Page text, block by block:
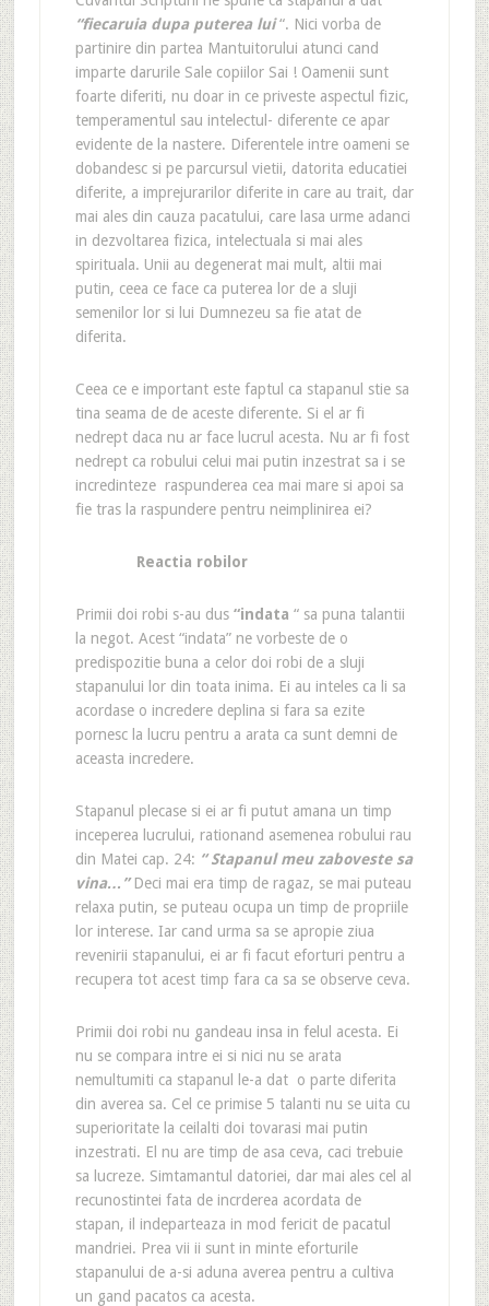
“fiecaruia dupa puterea lui“. Nici vorba de
partinire din partea Mantuitorului atunci cand
imparte darurile Sale copiilor Sai ! Oamenii sunt
foarte diferiti, nu doar in ce priveste aspectul fizic,
temperamentul sau intelectul- diferente ce apar
evidente de la nastere. Diferentele intre oameni se
dobandesc si pe parcursul vietii, datorita educatiei
diferite, a imprejurarilor diferite in care au trait, dar
mai ales din cauza pacatului, care lasa urme adanci
in dezvoltarea fizica, intelectuala si mai ales
spirituala. Unii au degenerat mai mult, altii mai
putin, ceea ce face ca puterea lor de a sluji
semenilor lor si lui Dumnezeu sa fie atat de
diferita.
Ceea ce e important este faptul ca stapanul stie sa
tina seama de de aceste diferente. Si el ar fi
nedrept daca nu ar face lucrul acesta. Nu ar fi fost
nedrept ca robului celui mai putin inzestrat sa i se
incredinteze raspunderea cea mai mare si apoi sa
fie tras la raspundere pentru neimplinirea ei?
Reactia robilor
Primii doi robi s-au dus “indata “ sa puna talantii
la negot. Acest “indata” ne vorbeste de o
predispozitie buna a celor doi robi de a sluji
stapanului lor din toata inima. Ei au inteles ca li sa
acordase o incredere deplina si fara sa ezite
pornesc la lucru pentru a arata ca sunt demni de
aceasta incredere.
Stapanul plecase si ei ar fi putut amana un timp
inceperea lucrului, rationand asemenea robului rau
din Matei cap. 24: “ Stapanul meu zaboveste sa
vina…”Deci mai era timp de ragaz, se mai puteau
relaxa putin, se puteau ocupa un timp de propriile
lor interese. Iar cand urma sa se apropie ziua
revenirii stapanului, ei ar fi facut eforturi pentru a
recupera tot acest timp fara ca sa se observe ceva.
Primii doi robi nu gandeau insa in felul acesta. Ei
nu se compara intre ei si nici nu se arata
nemultumiti ca stapanul le-a dat o parte diferita
din averea sa. Cel ce primise 5 talanti nu se uita cu
superioritate la ceilalti doi tovarasi mai putin
inzestrati. El nu are timp de asa ceva, caci trebuie
sa lucreze. Simtamantul datoriei, dar mai ales cel al
recunostintei fata de incrderea acordata de
stapan, il indeparteaza in mod fericit de pacatul
mandriei. Prea vii ii sunt in minte eforturile
stapanului de a-si aduna averea pentru a cultiva
un gand pacatos ca acesta.